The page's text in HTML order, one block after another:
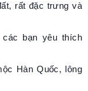
rất đặc trưng và
bạn yêu thích
Hàn Quốc, lông